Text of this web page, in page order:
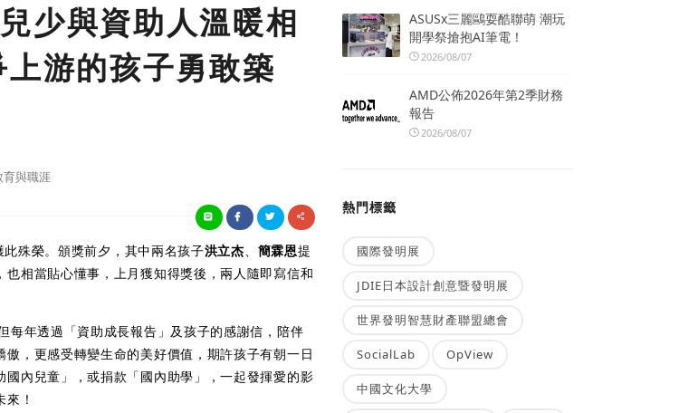
少與資助人溫暖相
游的孩子勇敢築
育與職涯
殊榮。頒獎前夕，其中兩名孩子洪立杰、 簡霖恩提
相當貼心懂事，上月獲知得獎後，兩人隨即寫信和
年透過「資助成長報告」及孩子的感謝信，陪伴
，更感受轉變生命的美好價值，期許孩子有朝一日
內兒童」，或捐款「國內助學」，一起發揮愛的影
！
ASUSx三麗鷗耍酷聯萌 潮玩
開學祭搶抱AI筆電！
2026/08/07
AMD公佈2026年第2季財務
報告
2026/08/07
熱門標籤
國際發明展
JDIE日本設計創意暨發明展
世界發明智慧財產聯盟總會
SocialLab OpView
中國文化大學